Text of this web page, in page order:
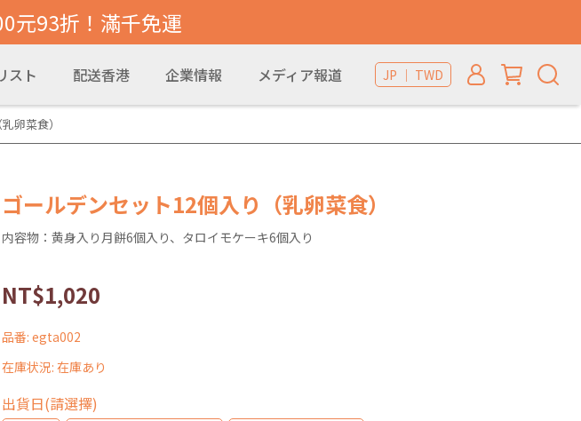
元93折！滿千免運
スト 配送香港 企業情報 メディア報道 JP ｜ TWD
卵菜食）
ゴールデンセット12個入り（乳卵菜食）
内容物：黄身入り月餅6個入り、タロイモケーキ6個入り
NT$1,020
品番: egta002
在庫状況: 在庫あり
出貨日(請選擇)